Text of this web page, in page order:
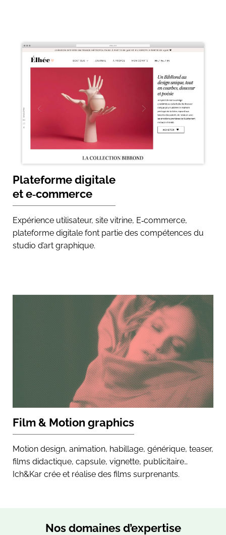
Plateforme digitale
et e‑commerce
Expérience utilisateur, site vitrine, E‑commerce,
plateforme digitale font partie des compétences du
studio d’art graphique.
Film & Motion graphics
Motion design, animation, habillage, générique, teaser,
films didactique, capsule, vignette, publicitaire…
Ich&Kar crée et réalise des films surprenants.
Nos domaines d’expertise